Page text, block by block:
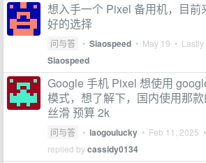
想入手一个 Pixel 备用机，目前
好的选择
问与答 • Siaospeed • May 19 •
Siaospeed
Google 手机 Pixel 想使用
模式，想了解下，国内使用那
丝滑 预算 2k
问与答 • laogoulucky • Feb 11, 2025
replied bycassidy0134